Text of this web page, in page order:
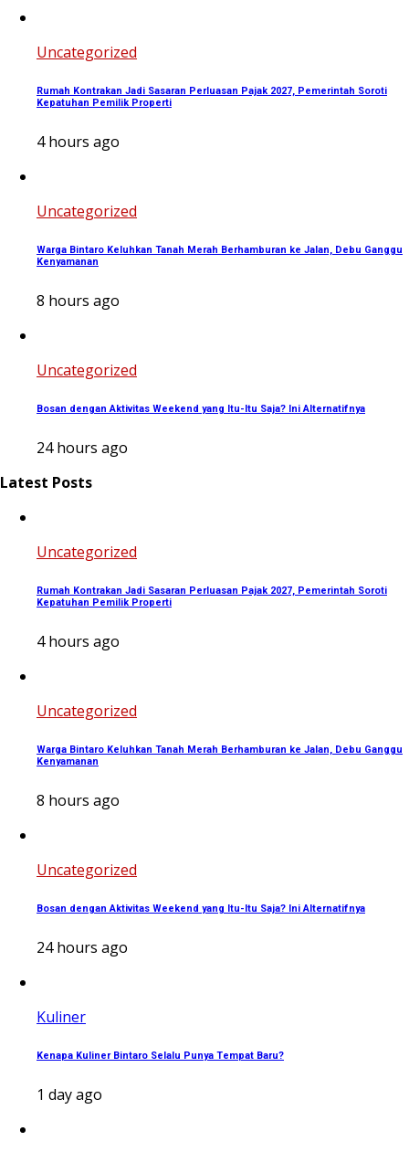
Uncategorized
Rumah Kontrakan Jadi Sasaran Perluasan Pajak 2027, Pemerintah Soroti
Kepatuhan Pemilik Properti
4 hours ago
Uncategorized
Warga Bintaro Keluhkan Tanah Merah Berhamburan ke Jalan, Debu Ganggu
Kenyamanan
8 hours ago
Uncategorized
Bosan dengan Aktivitas Weekend yang Itu-Itu Saja? Ini Alternatifnya
24 hours ago
Latest Posts
Uncategorized
Rumah Kontrakan Jadi Sasaran Perluasan Pajak 2027, Pemerintah Soroti
Kepatuhan Pemilik Properti
4 hours ago
Uncategorized
Warga Bintaro Keluhkan Tanah Merah Berhamburan ke Jalan, Debu Ganggu
Kenyamanan
8 hours ago
Uncategorized
Bosan dengan Aktivitas Weekend yang Itu-Itu Saja? Ini Alternatifnya
24 hours ago
Kuliner
Kenapa Kuliner Bintaro Selalu Punya Tempat Baru?
1 day ago